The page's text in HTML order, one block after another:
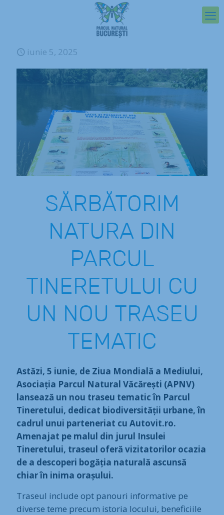
iunie 5, 2025
SĂRBĂTORIM
NATURA DIN
PARCUL
TINERETULUI CU
UN NOU TRASEU
TEMATIC
Astăzi, 5 iunie, de Ziua Mondială a Mediului,
Asociația Parcul Natural Văcărești (APNV)
lansează un nou traseu tematic în Parcul
Tineretului, dedicat biodiversității urbane, în
cadrul unui parteneriat cu Autovit.ro.
Amenajat pe malul din jurul Insulei
Tineretului, traseul oferă vizitatorilor ocazia
de a descoperi bogăția naturală ascunsă
chiar în inima orașului.
Traseul include opt panouri informative pe
diverse teme precum istoria locului, beneficiile